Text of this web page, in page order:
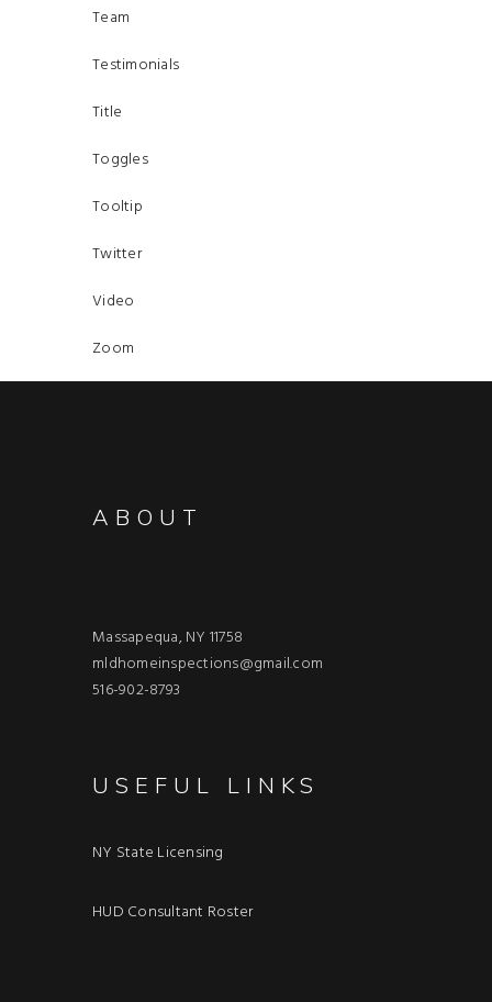
Team
Testimonials
Title
Toggles
Tooltip
Twitter
Video
Zoom
ABOUT
Massapequa, NY 11758
mldhomeinspections@gmail.com
516-902-8793
USEFUL LINKS
NY State Licensing
HUD Consultant Roster